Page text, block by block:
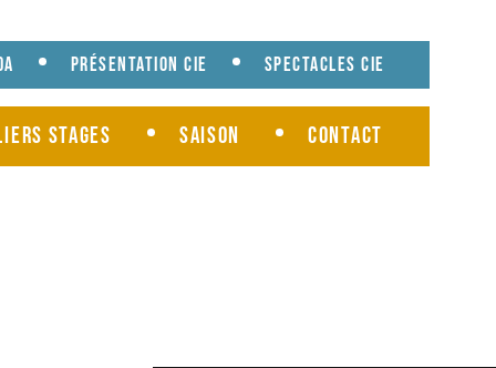
Présentation cie Spectacles cie
Stages Saison Contact